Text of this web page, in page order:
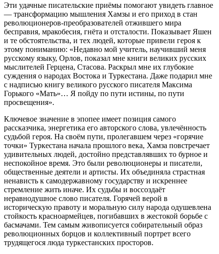
Эти удачные писательские приёмы помогают увидеть главное
— трансформацию мышления Хамзы и его приход в стан
революционеров-преобразователей отжившего мира
бесправия, мракобесия, гнёта и отсталости. Показывает Яшен
и те обстоятельства, и тех людей, которые привели героя к
этому пониманию: «Недавно мой учитель, научивший меня
русскому языку, Орлов, показал мне книги великих русских
мыслителей Герцена, Стасова. Раскрыл мне их глубокие
суждения о народах Востока и Туркестана. Даже подарил мне
с надписью книгу великого русского писателя Максима
Горького «Мать»… Я пойду по пути истины, по пути
просвещения».
Ключевое значение в эпопее имеет позиция самого
рассказчика, энергетика его авторского слова, увлечённость
судьбой героя. На своём пути, пролегавшем через «горячие
точки» Туркестана начала прошлого века, Хамза повстречает
удивительных людей, достойно представлявших то бурное и
неспокойное время. Это были революционеры и писатели,
общественные деятели и артисты. Их объединяла страстная
ненависть к самодержавному государству и искреннее
стремление жить иначе. Их судьбы и воссоздаёт
неравнодушное слово писателя. Горячей верой в
историческую правоту и моральную силу народа одушевлена
стойкость красноармейцев, погибавших в жестокой борьбе с
басмачами. Тем самым живописуется собирательный образ
революционных борцов и коллективный портрет всего
трудящегося люда туркестанских просторов.